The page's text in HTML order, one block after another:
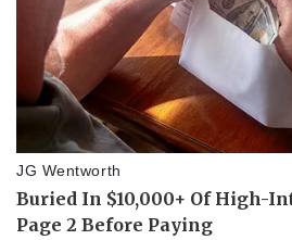
Pháp luật